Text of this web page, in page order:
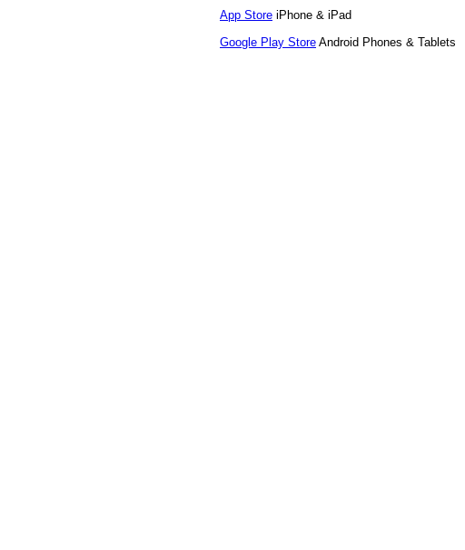
App Store iPhone & iPad
Google Play Store Android Phones & Tablets